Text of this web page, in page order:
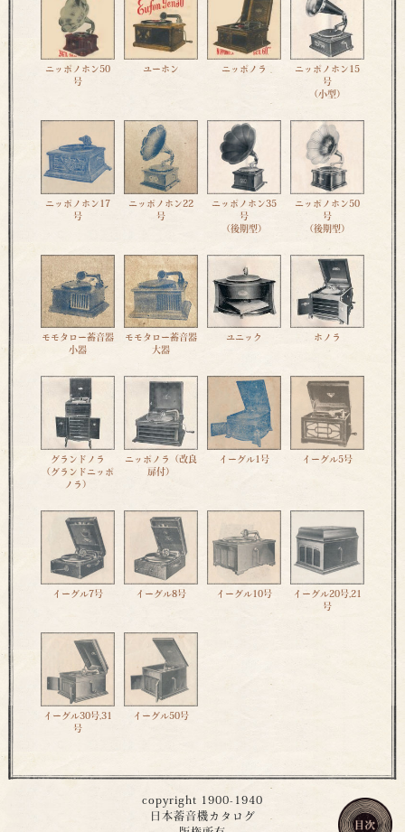
ニッポノホン50
号
ユーホン ニッポノラ
ニッポノホン15
号
（小型）
ニッポノホン17
号
ニッポノホン22
号
ニッポノホン35
号
（後期型）
ニッポノホン50
号
（後期型）
モモタロー蓄音器
小器
モモタロー蓄音器
大器
ユニック ホノラ
グランドノラ
（グランドニッポ
ノラ）
ニッポノラ（改良
扉付）
イーグル1号 イーグル5号
イーグル7号 イーグル8号 イーグル10号
イーグル20号,21
号
イーグル30号,31
号
イーグル50号
copyright 1900-1940
日本蓄音機カタログ